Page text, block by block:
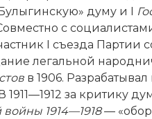
думу и I
с
I съезда
легальной
в 1906.
1911—1912 за критику
1914—1918—